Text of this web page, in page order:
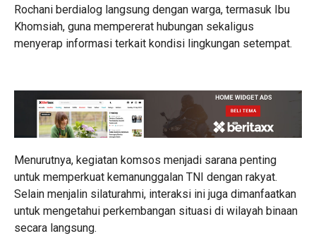
Rochani berdialog langsung dengan warga, termasuk Ibu
Khomsiah, guna mempererat hubungan sekaligus
menyerap informasi terkait kondisi lingkungan setempat.
Menurutnya, kegiatan komsos menjadi sarana penting
untuk memperkuat kemanunggalan TNI dengan rakyat.
Selain menjalin silaturahmi, interaksi ini juga dimanfaatkan
untuk mengetahui perkembangan situasi di wilayah binaan
secara langsung.